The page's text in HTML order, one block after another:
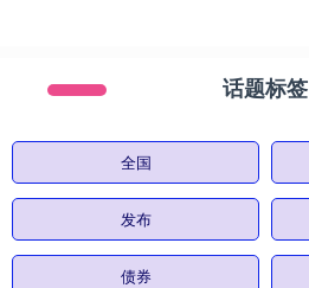
话题标签
全国
发布
债券